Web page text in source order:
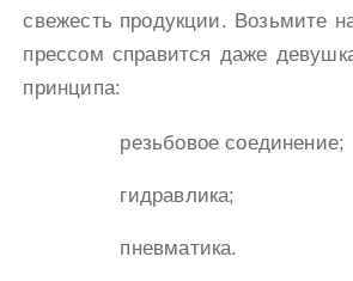
свежесть продукции. Возьмите
прессом справится даже
принципа:
резьбовое соединение;
гидравлика;
пневматика.